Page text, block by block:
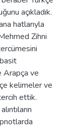
açıkladık.
hatlarıyla
Zihni
Arapça ve
kelimeler ve
ettik.